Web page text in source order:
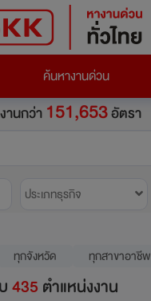
ค้นหางานด่วน
านกว่า 151,653อัตรา
ประเภทธุรกิจ
ทุกจังหวัด ทุกสาขาอาชีพ
435 ตำแหน่งงาน